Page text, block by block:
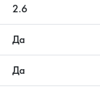
2.6
Да
Да